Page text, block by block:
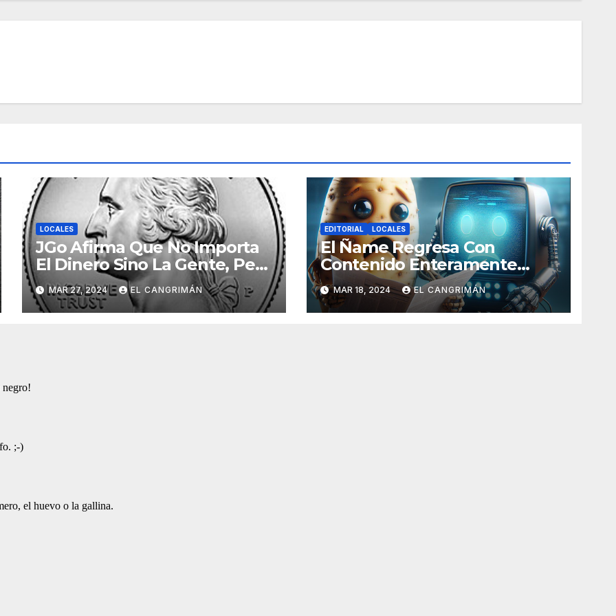
LOCALES
JGo Afirma Que No Importa
El Dinero Sino La Gente, Pero
Pregunta: «¿De Verdad No
Tendrán Una Pejetita?»
MAR 27, 2024 EL CANGRIMÁN
EDITORIAL LOCALES
El Ñame Regresa Con
Contenido Enteramente
Generado Por Inteligencia
Artificial
MAR 18, 2024 EL CANGRIMÁN